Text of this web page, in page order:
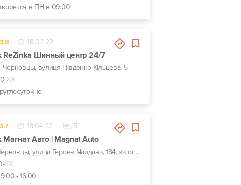
в ПН в 09:00
3.8 18.02.22
Шинный центр 24/7
Черновцы, вулиця Південно-Кільцева, 5
ХХ
3.7 18.04.22 5
Авто | Magnat Auto
г. Черновцы, улица Героев Майдана, 184, за отелем Турист
ХХ
- 16:00